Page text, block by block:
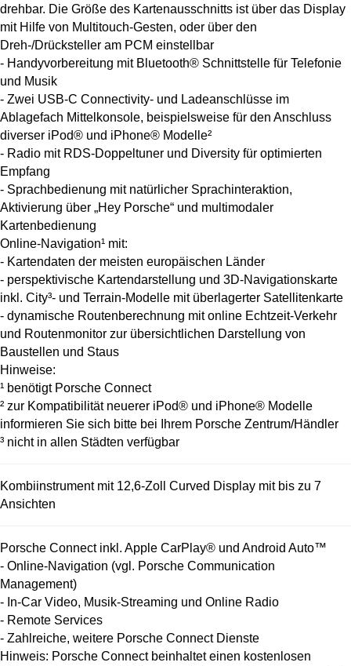
drehbar. Die Größe des Kartenausschnitts ist über das Display
mit Hilfe von Multitouch-Gesten, oder über den
Dreh-/Drücksteller am PCM einstellbar
- Handyvorbereitung mit Bluetooth® Schnittstelle für Telefonie
und Musik
- Zwei USB-C Connectivity- und Ladeanschlüsse im
Ablagefach Mittelkonsole, beispielsweise für den Anschluss
diverser iPod® und iPhone® Modelle²
- Radio mit RDS-Doppeltuner und Diversity für optimierten
Empfang
- Sprachbedienung mit natürlicher Sprachinteraktion,
Aktivierung über „Hey Porsche“ und multimodaler
Kartenbedienung
Online-Navigation¹ mit:
- Kartendaten der meisten europäischen Länder
- perspektivische Kartendarstellung und 3D-Navigationskarte
inkl. City³- und Terrain-Modelle mit überlagerter Satellitenkarte
- dynamische Routenberechnung mit online Echtzeit-Verkehr
und Routenmonitor zur übersichtlichen Darstellung von
Baustellen und Staus
Hinweise:
¹ benötigt Porsche Connect
² zur Kompatibilität neuerer iPod® und iPhone® Modelle
informieren Sie sich bitte bei Ihrem Porsche Zentrum/Händler
³ nicht in allen Städten verfügbar
Kombiinstrument mit 12,6-Zoll Curved Display mit bis zu 7
Ansichten
Porsche Connect inkl. Apple CarPlay® und Android Auto™
- Online-Navigation (vgl. Porsche Communication
Management)
- In-Car Video, Musik-Streaming und Online Radio
- Remote Services
- Zahlreiche, weitere Porsche Connect Dienste
Hinweis: Porsche Connect beinhaltet einen kostenlosen